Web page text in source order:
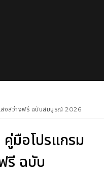
สงสว่างฟรี ฉบับสมบูรณ์ 2026
มือโปรแกรม
รี ฉบับ